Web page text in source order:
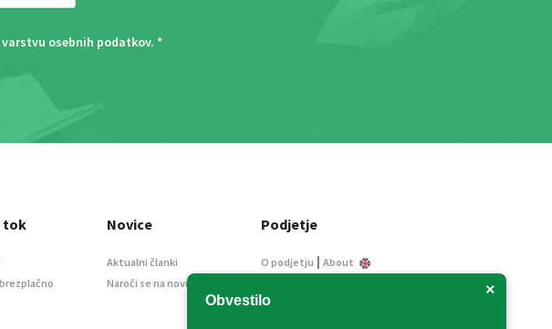
osebnih podatkov. *
×
Obvestilo
tok Novice
Aktualni članki
Naroči se na novice
Podjetje
O podjetju | About
Informacije javnega